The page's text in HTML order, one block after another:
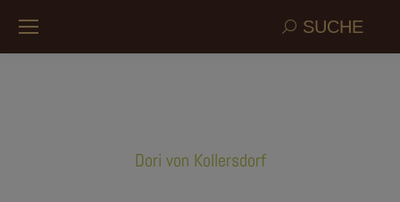
Search:SUCHE
Dori von Kollersdorf